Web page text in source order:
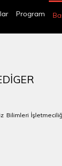
Program
Bilimleri